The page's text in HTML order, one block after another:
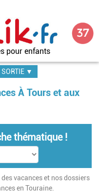
pour enfants
SORTIE ▼
À Tours et aux
thématique !
vacances et nos dossiers
en Touraine.